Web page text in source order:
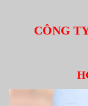
CÔNG